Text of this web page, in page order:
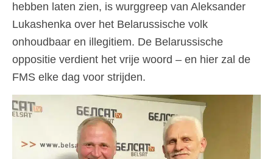
hebben laten zien, is wurggreep van Aleksander
Lukashenka over het Belarussische volk
onhoudbaar en illegitiem. De Belarussische
oppositie verdient het vrije woord – en hier zal de
FMS elke dag voor strijden.